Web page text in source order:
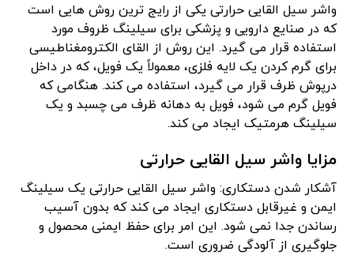
واشر سیل القایی حرارتی یکی از رایج ترین روش هایی است
که در صنایع دارویی و پزشکی برای سیلینگ ظروف مورد
استفاده قرار می گیرد. این روش از القای الکترومغناطیسی
برای گرم کردن یک لایه فلزی، معمولاً یک فویل، که در داخل
درپوش ظرف قرار می‌ گیرد، استفاده می ‌کند. هنگامی که
فویل گرم می شود، فویل به دهانه ظرف می چسبد و یک
سیلینگ هرمتیک ایجاد می کند.
مزایا واشر سیل القایی حرارتی
آشکار شدن دستکاری: واشر سیل القایی حرارتی یک سیلینگ
ایمن و غیرقابل دستکاری ایجاد می کند که بدون آسیب
رساندن جدا نمی شود. این امر برای حفظ ایمنی محصول و
جلوگیری از آلودگی ضروری است.